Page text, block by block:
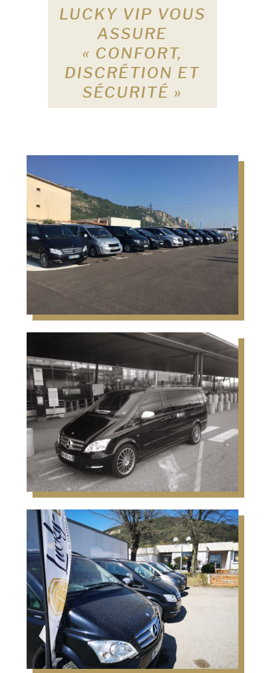
LUCKY VIP VOUS
ASSURE
« CONFORT,
DISCRÉTION ET
SÉCURITÉ »